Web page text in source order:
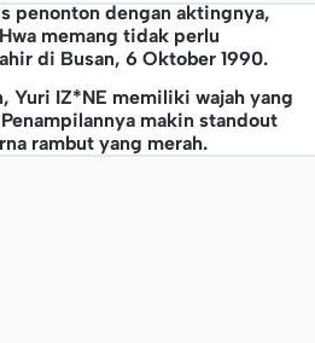
penonton dengan aktingnya,
memang tidak perlu
di Busan, 6 Oktober 1990.
Yuri IZ*NE memiliki wajah yang
makin standout
rambut yang merah.